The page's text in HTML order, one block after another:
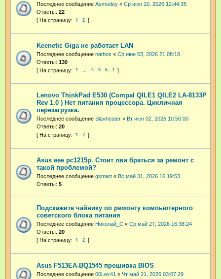
Последнее сообщение Asmodey « Ср июн 10, 2026 12:44:35
Ответы: 22
1 2
Keenetic Giga не работает LAN
Последнее сообщение nathos « Ср июн 03, 2026 21:08:18
Ответы: 130
1 4 5 6 7
Lenovo ThinkPad E530 (Compal QILE1 QILE2 LA-8133P
Rev 1.0 ) Нет питания процессора. Цикличная
перезагрузка.
Последнее сообщение Slavheater « Вт июн 02, 2026 10:50:00
Ответы: 20
1 2
Asus eee pc1215p. Стоит лви браться за ремонт с
такой проблемой?
Последнее сообщение gsmart « Вс май 31, 2026 16:19:53
Ответы: 5
Подскажите чайнику по ремонту компьютерного
советского блока питания
Последнее сообщение Николай_С « Ср май 27, 2026 16:38:24
Ответы: 20
1 2
Asus F513EA-BQ1545 прошивка BIOS
Последнее сообщение 00Lex41 « Чт май 21, 2026 03:07:29